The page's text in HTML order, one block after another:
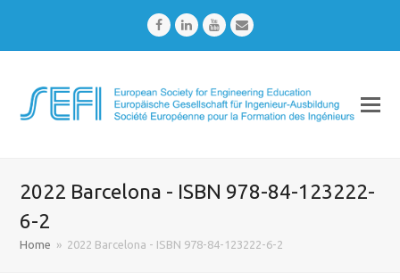
FacebookLinkedInYoutubeEmail
2022 Barcelona - ISBN 978-84-123222-
6-2
Home » 2022 Barcelona - ISBN 978-84-123222-6-2